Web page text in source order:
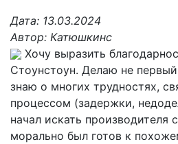
Дата: 13.03.2024
Автор: Катюшкинс
Хочу выразить
Стоунстоун. Делаю не
знаю о многих трудностях,
процессом (задержки,
начал искать производителя
морально был готов к